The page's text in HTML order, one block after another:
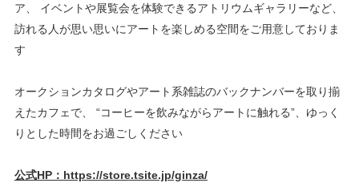
ア、
イベントや展覧会を体験できるアトリウムギャラリーなど、
訪れる人が思い思いにアートを楽しめる空間をご用意しておりま
す
オークションカタログやアート系雑誌のバックナンバーを取り揃
えたカフェで、
“コーヒーを飲みながらアートに触れる”、ゆっく
りとした時間をお過ごしください
公式HP：https://store.tsite.jp/ginza/